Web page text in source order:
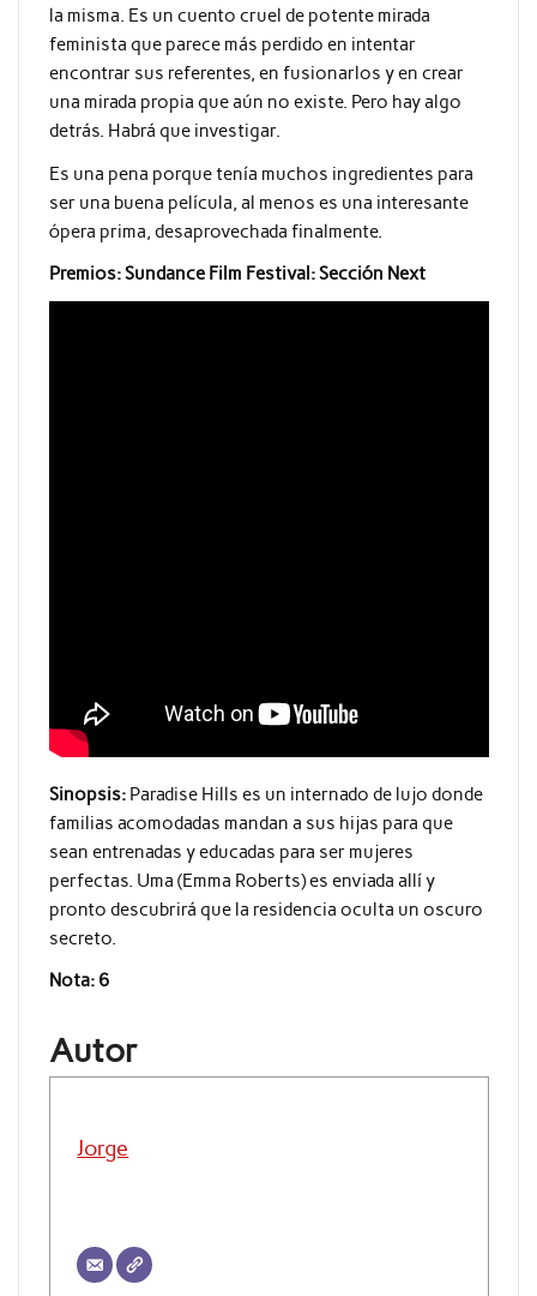
la misma. Es un cuento cruel de potente mirada
feminista que parece más perdido en intentar
encontrar sus referentes, en fusionarlos y en crear
una mirada propia que aún no existe. Pero hay algo
detrás. Habrá que investigar.
Es una pena porque tenía muchos ingredientes para
ser una buena película, al menos es una interesante
ópera prima, desaprovechada finalmente.
Premios: Sundance Film Festival: Sección Next
Sinopsis:Paradise Hills es un internado de lujo donde
familias acomodadas mandan a sus hijas para que
sean entrenadas y educadas para ser mujeres
perfectas. Uma (Emma Roberts) es enviada allí y
pronto descubrirá que la residencia oculta un oscuro
secreto.
Nota: 6
Autor
Jorge